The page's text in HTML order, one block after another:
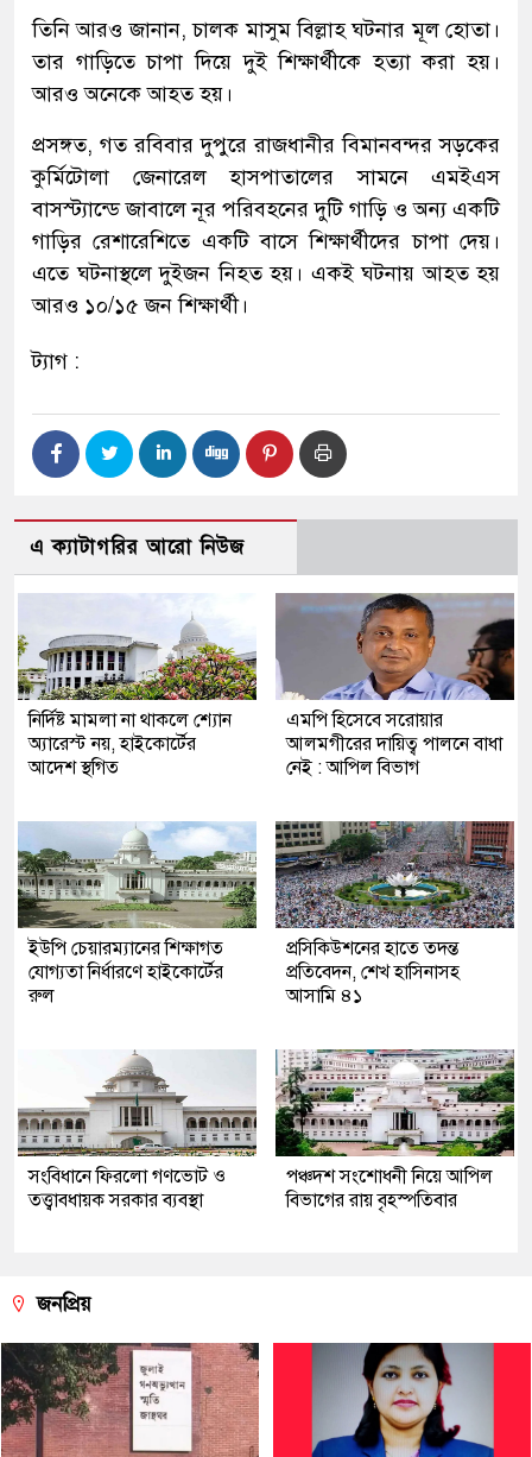
তিনি আরও জানান, চালক মাসুম বিল্লাহ ঘটনার মূল হোতা।
তার গাড়িতে চাপা দিয়ে দুই শিক্ষার্থীকে হত্যা করা হয়।
আরও অনেকে আহত হয়।
প্রসঙ্গত, গত রবিবার দুপুরে রাজধানীর বিমানবন্দর সড়কের
কুর্মিটোলা জেনারেল হাসপাতালের সামনে এমইএস
বাসস্ট্যান্ডে জাবালে নূর পরিবহনের দুটি গাড়ি ও অন্য একটি
গাড়ির রেশারেশিতে একটি বাসে শিক্ষার্থীদের চাপা দেয়।
এতে ঘটনাস্থলে দুইজন নিহত হয়। একই ঘটনায় আহত হয়
আরও ১০/১৫ জন শিক্ষার্থী।
ট্যাগ :
এ ক্যাটাগরির আরো নিউজ
নির্দিষ্ট মামলা না থাকলে শ্যোন
অ্যারেস্ট নয়, হাইকোর্টের
আদেশ স্থগিত
এমপি​ হিসেবে সরোয়ার
আলমগীরের দায়িত্ব পালনে বাধা
নেই : আপিল বিভাগ
ইউপি চেয়ারম্যানের শিক্ষাগত
যোগ্যতা নির্ধারণে হাইকোর্টের
রুল
প্রসিকিউশনের হাতে তদন্ত
প্রতিবেদন, শেখ হাসিনাসহ
আসামি ৪১
সংবিধানে ফিরলো গণভোট ও
তত্ত্বাবধায়ক সরকার ব্যবস্থা
পঞ্চদশ সংশোধনী নিয়ে আপিল
বিভাগের রায় বৃহস্পতিবার
জনপ্রিয়